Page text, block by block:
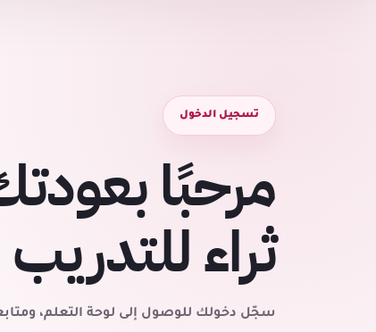
تسجيل الدخول
مرحبًا
ثراء للتدريب
سجّل دخولك للوصول إلى لوحة التعلم،